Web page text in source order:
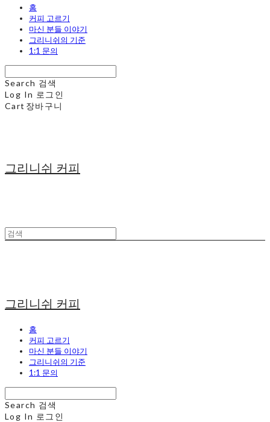
홈
커피 고르기
마신 분들 이야기
그리니쉬의 기준
1:1 문의
Search 검색
Log In 로그인
Cart 장바구니
그리니쉬 커피
그리니쉬 커피
홈
커피 고르기
마신 분들 이야기
그리니쉬의 기준
1:1 문의
Search 검색
Log In 로그인